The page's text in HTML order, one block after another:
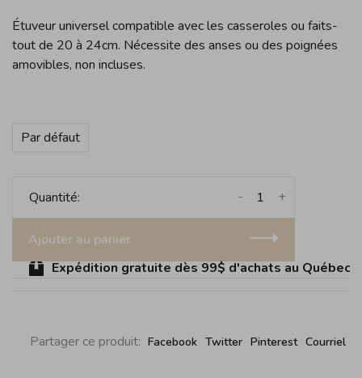
Étuveur universel compatible avec les casseroles ou faits-
tout de 20 à 24cm. Nécessite des anses ou des poignées
amovibles, non incluses.
Par défaut
Quantité: +
-
Ajouter au panier
Expédition gratuite dès 99$ d'achats au Québec
Partager ce produit: Facebook Twitter Pinterest Courriel